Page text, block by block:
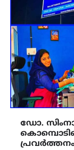
ഡോ.